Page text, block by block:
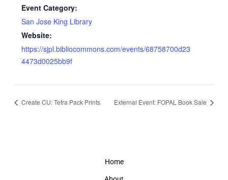
Event Category:
San Jose King Library
Website:
https://sjpl.bibliocommons.com/events/68758700d23
4473d0025bb9f
Create CU: Tetra Pack Prints External Event: FOPAL Book Sale
Home